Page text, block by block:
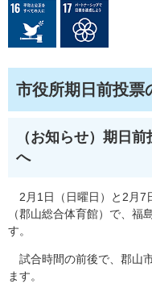
市役所期日前投票
（お知らせ）期日
へ
2月1日（日曜日）と2月7
（郡山総合体育館）で、福
す。
試合時間の前後で、郡山
ます。